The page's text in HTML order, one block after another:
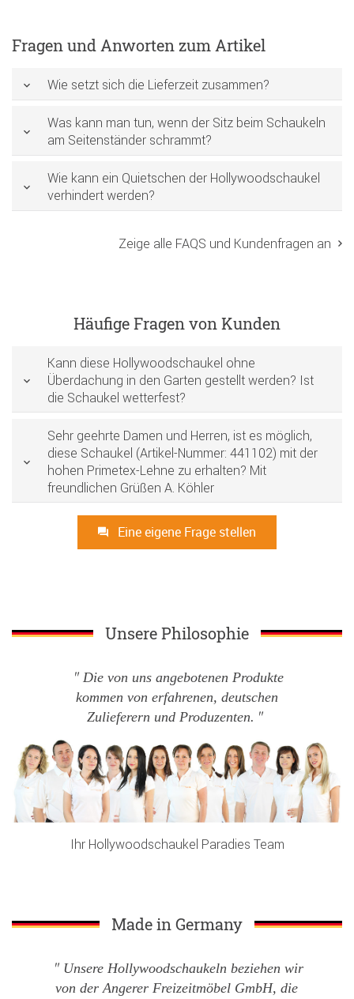
Fragen und Anworten zum Artikel
Wie setzt sich die Lieferzeit zusammen?
Was kann man tun, wenn der Sitz beim Schaukeln
am Seitenständer schrammt?
Wie kann ein Quietschen der Hollywoodschaukel
verhindert werden?
Zeige alle FAQS und Kundenfragen an
Häufige Fragen von Kunden
Kann diese Hollywoodschaukel ohne
Überdachung in den Garten gestellt werden? Ist
die Schaukel wetterfest?
Sehr geehrte Damen und Herren, ist es möglich,
diese Schaukel (Artikel-Nummer: 441102) mit der
hohen Primetex-Lehne zu erhalten? Mit
freundlichen Grüßen A. Köhler
Eine eigene Frage stellen
Unsere Philosophie
Die von uns angebotenen Produkte
kommen von erfahrenen, deutschen
Zulieferern und Produzenten.
Ihr Hollywoodschaukel Paradies Team
Made in Germany
Unsere Hollywoodschaukeln beziehen wir
von der Angerer Freizeitmöbel GmbH, die